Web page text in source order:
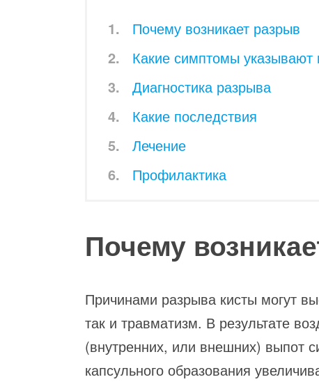
Почему возникает разрыв
Какие симптомы указывают
Диагностика разрыва
Какие последствия
Лечение
Профилактика
Почему
Причинами разрыва кисты могут
так и травматизм. В результате
(внутренних, или внешних) выпот
капсульного образования